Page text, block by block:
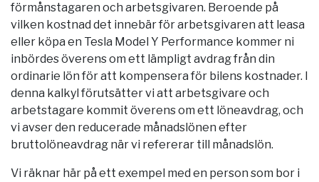
förmånstagaren och arbetsgivaren. Beroende på
vilken kostnad det innebär för arbetsgivaren att leasa
eller köpa en Tesla Model Y Performance kommer ni
inbördes överens om ett lämpligt avdrag från din
ordinarie lön för att kompensera för bilens kostnader. I
denna kalkyl förutsätter vi att arbetsgivare och
arbetstagare kommit överens om ett löneavdrag, och
vi avser den reducerade månadslönen efter
bruttolöneavdrag när vi refererar till månadslön.
Vi räknar här på ett exempel med en person som bor i